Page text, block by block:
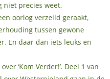
niet precies weet.
oorlog verzeild geraakt,
tussen gewone
En daar dan iets leuks en
‘Kom Verder!’. Deel 1 van